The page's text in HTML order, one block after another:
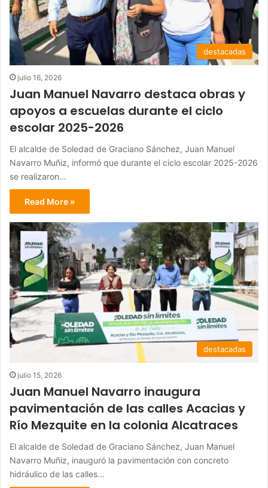
destacadas
julio 16, 2026
Juan Manuel Navarro destaca obras y
apoyos a escuelas durante el ciclo
escolar 2025-2026
El alcalde de Soledad de Graciano Sánchez, Juan Manuel
Navarro Muñiz, informó que durante el ciclo escolar 2025-2026
se realizaron…
Read More »
destacadas
julio 15, 2026
Juan Manuel Navarro inaugura
pavimentación de las calles Acacias y
Río Mezquite en la colonia Alcatraces
El alcalde de Soledad de Graciano Sánchez, Juan Manuel
Navarro Muñiz, inauguró la pavimentación con concreto
hidráulico de las calles…